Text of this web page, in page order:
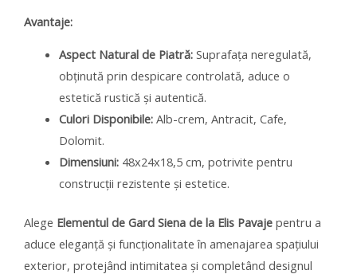
Avantaje:
Aspect Natural de Piatră:Suprafața neregulată,
obținută prin despicare controlată, aduce o
estetică rustică și autentică.
Culori Disponibile:Alb-crem, Antracit, Cafe,
Dolomit.
Dimensiuni:48x24x18,5 cm, potrivite pentru
construcții rezistente și estetice.
Alege Elementul de Gard Siena de la Elis Pavaje pentru a
aduce eleganță și funcționalitate în amenajarea spațiului
exterior, protejând intimitatea și completând designul